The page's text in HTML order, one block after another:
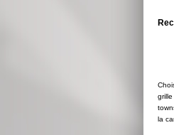
la